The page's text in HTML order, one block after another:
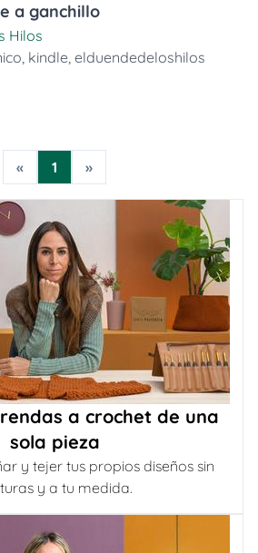
a ganchillo
Hilos
, kindle, elduendedeloshilos
« 1 »
a crochet de una
sola pieza
y tejer tus propios diseños sin
y a tu medida.